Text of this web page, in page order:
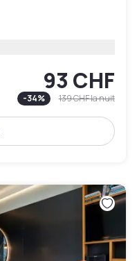
93 CHF
-34% 139 CHFla nuit